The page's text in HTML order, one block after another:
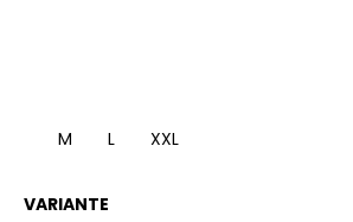
M L XXL
VARIANTE